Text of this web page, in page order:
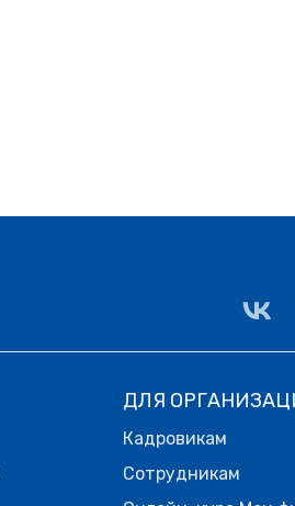
ДЛЯ
Кадровикам
Сотрудникам